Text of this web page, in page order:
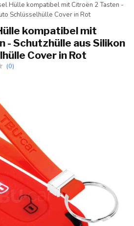
Hülle kompatibel mit Citroën 2 Tasten -
Schlüsselhülle Cover in Rot
kompatibel mit
- Schutzhülle aus Silikon
Cover in Rot
(0)